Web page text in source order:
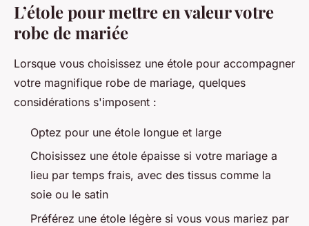
L’étole pour mettre en valeur votre
robe de mariée
Lorsque vous choisissez une étole pour accompagner
votre magnifique robe de mariage, quelques
considérations s'imposent :
Optez pour une étole longue et large
Choisissez une étole épaisse si votre mariage a
lieu par temps frais, avec des tissus comme la
soie ou le satin
Préférez une étole légère si vous vous mariez par